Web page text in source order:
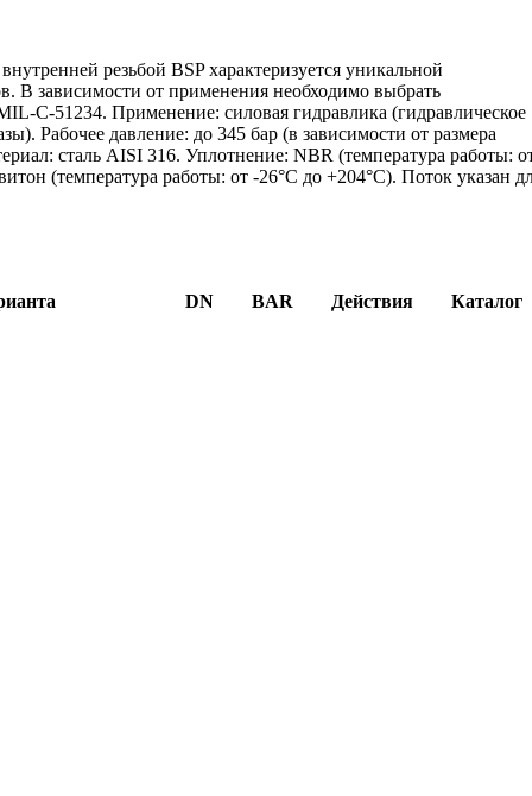
резьбой BSP характеризуется уникальной
В зависимости от применения необходимо выбрать
C-51234. Применение: силовая гидравлика (гидравлическое
Рабочее давление: до 345 бар (в зависимости от размера
сталь AISI 316. Уплотнение: NBR (температура работы:
(температура работы: от -26°C до +204°C). Поток указан
DN BAR Действия Каталог